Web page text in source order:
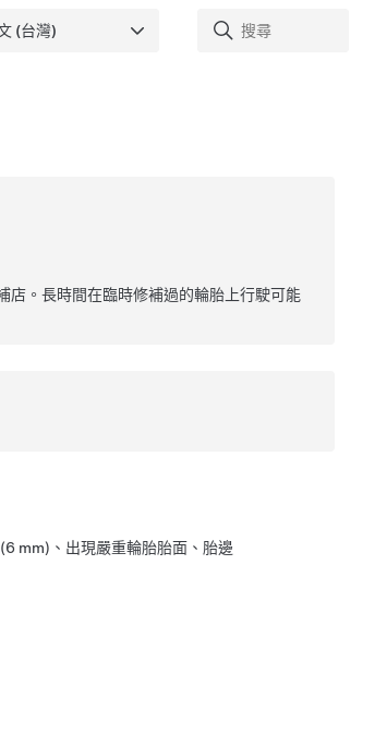
店。長時間在臨時修補過的輪胎上行駛可能
mm)、出現嚴重輪胎胎面、胎邊